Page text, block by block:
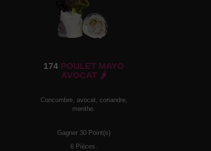
174 POULET MAYO
AVOCAT 🌶️
Concombre, avocat, coriandre,
menthe.
Gagner 30 Point(s)
6 Pièces.